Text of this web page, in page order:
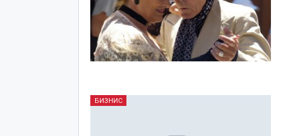
БИЗНИС